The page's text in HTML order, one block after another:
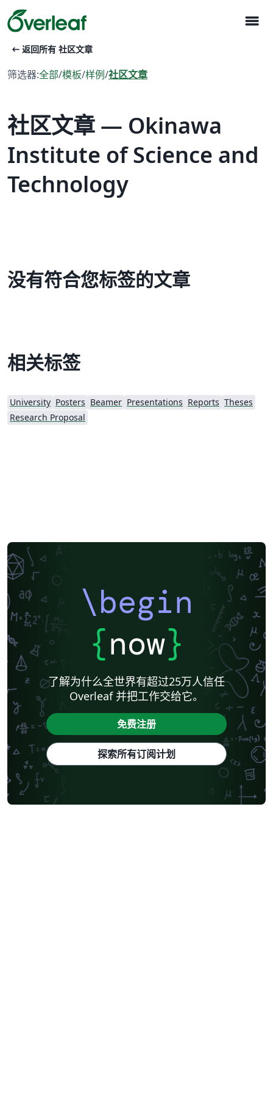
menu
arrow_left_alt 返回所有 社区文章
筛选器:全部/模板/样例/社区文章
社区文章 — Okinawa
Institute of Science and
Technology
没有符合您标签的文章
相关标签
University Posters Beamer Presentations Reports Theses
Research Proposal
\begin
{now}
了解为什么全世界有超过25万人信任
Overleaf 并把工作交给它。
免费注册
探索所有订阅计划